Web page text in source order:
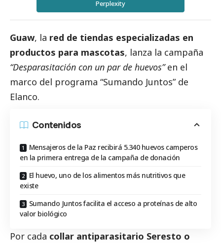
Perplexity
Guaw, la red de tiendas especializadas en
productos para mascotas, lanza la campaña
“Desparasitación con un par de huevos”en el
marco del programa “Sumando Juntos” de
Elanco.
Contenidos
Mensajeros de la Paz recibirá 5.340 huevos camperos
en la primera entrega de la campaña de donación
El huevo, uno de los alimentos más nutritivos que
existe
Sumando Juntos facilita el acceso a proteínas de alto
valor biológico
Por cada collar antiparasitario Seresto o